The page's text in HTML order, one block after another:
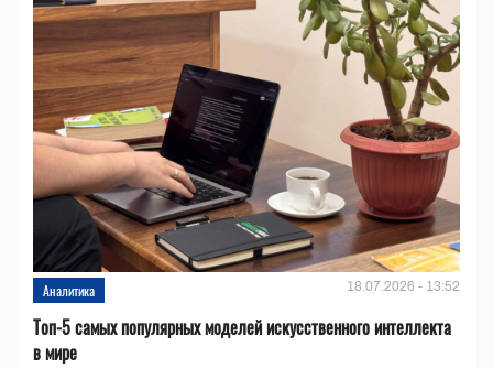
Аналитика 18.07.2026 - 13:52
Топ-5 самых популярных моделей искусственного интеллекта
в мире